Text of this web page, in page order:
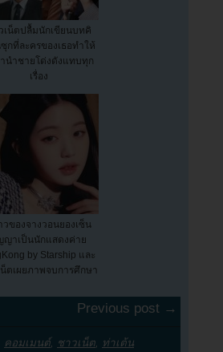
เน็ตปลื้มนักเขียนบทคิ
กที่ละครของเธอทำให้
นำชายโด่งดังแทบทุก
เรื่อง
วของจางวอนยองเซ็น
ญาเป็นนักแสดงค่าย
by Starship และ
น็ตเผยภาพจบการศึกษา
Previous post →
คอมเมนต์ ชาวเน็ต
ท่าเต้น